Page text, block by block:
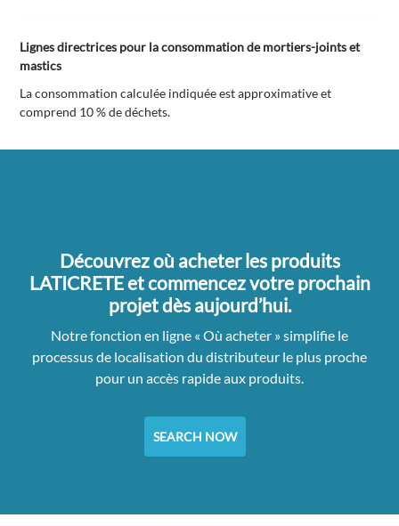
Lignes directrices pour la consommation de mortiers-joints et
mastics
La consommation calculée indiquée est approximative et
comprend 10 % de déchets.
Découvrez où acheter les produits
LATICRETE et commencez votre prochain
projet dès aujourd’hui.
Notre fonction en ligne « Où acheter » simplifie le
processus de localisation du distributeur le plus proche
pour un accès rapide aux produits.
SEARCH NOW